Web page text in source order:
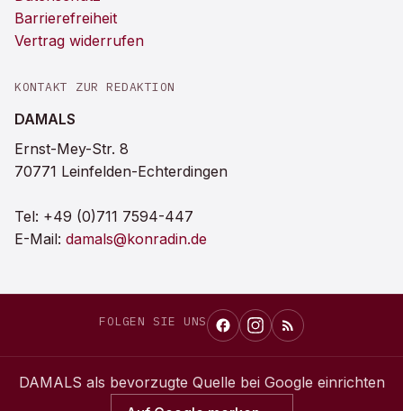
Barrierefreiheit
Vertrag widerrufen
KONTAKT ZUR REDAKTION
DAMALS
Ernst-Mey-Str. 8
70771 Leinfelden-Echterdingen
Tel: +49 (0)711 7594-447
E-Mail: damals@konradin.de
FOLGEN SIE UNS
DAMALS als bevorzugte Quelle bei Google einrichten